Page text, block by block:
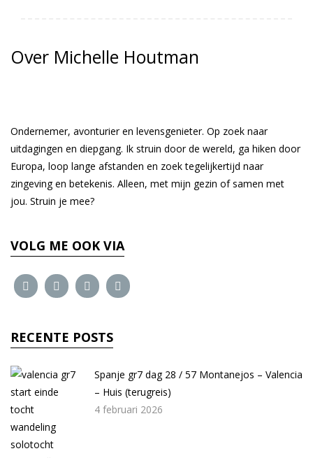
Over Michelle Houtman
Ondernemer, avonturier en levensgenieter. Op zoek naar
uitdagingen en diepgang. Ik struin door de wereld, ga hiken door
Europa, loop lange afstanden en zoek tegelijkertijd naar
zingeving en betekenis. Alleen, met mijn gezin of samen met
jou. Struin je mee?
VOLG ME OOK VIA
RECENTE POSTS
Spanje gr7 dag 28 / 57 Montanejos – Valencia
– Huis (terugreis)
4 februari 2026